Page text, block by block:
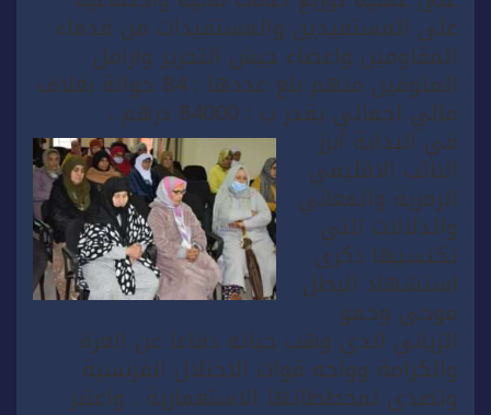
على المستفيدين والمستفيدات من قدماء
المقاومين واعضاء جيش التحرير وارامل
المتوفين منهم بلغ عددها : 84 حوالة بغلاف
مالي اجمالي يقدر ب : 84000 درهم .
في البداية ابرز
النائب الاقليمي
الرمزية والمعاني
والدلالات التي
تكتسيها ذكرى
استشهاد البطل
موحى وحمو
الزياني الذي وهب حياته دفاعا عن العزة
والكرامة وواجه قوات الاحتلال الفرنسية
وتصدى لمخططاتها الاستعمارية . واعتبر